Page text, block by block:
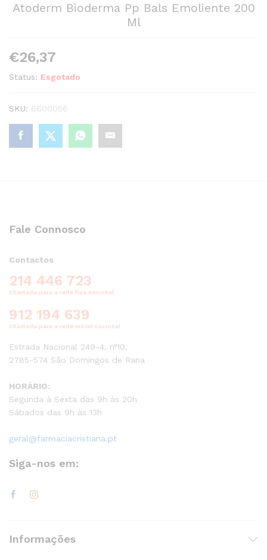
Atoderm Bioderma Pp Bals Emoliente 200
Ml
€26,37
Status: Esgotado
SKU: 6600056
Fale Connosco
Contactos
214 446 723
Chamada para a rede fixa nacional
912 194 639
Chamada para a rede móvel nacional
Estrada Nacional 249-4, nº10,
2785-574 São Domingos de Rana
HORÁRIO:
Segunda à Sexta das 9h às 20h
Sábados das 9h às 13h
geral@farmaciacristiana.pt
Siga-nos em:
Informações